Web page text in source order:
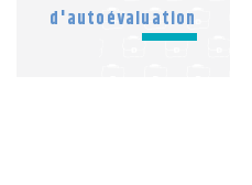
d'autoévaluation